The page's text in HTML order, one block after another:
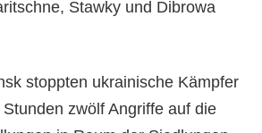
Stawky und Dibrowa
stoppten ukrainische Kämpfer
zwölf Angriffe auf die